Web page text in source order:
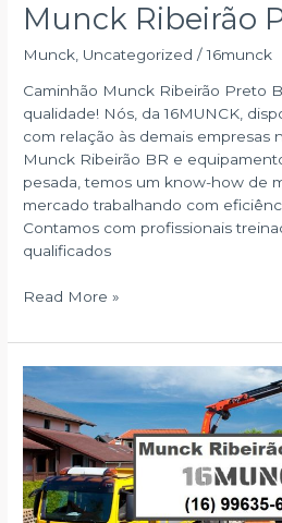
Munck Ribeirão
Munck Uncategorized /16munck
Caminhão Munck Ribeirão Preto
qualidade! Nós, da 16MUNCK,
com relação às demais empresas
Munck Ribeirão BR e
pesada, temos um know-how de
mercado trabalhando com
Contamos com profissionais
qualificados
Munck
Preto
BR
Read More »